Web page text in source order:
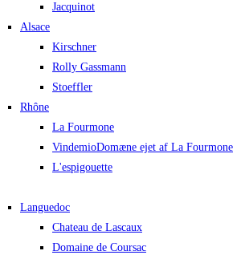
Jacquinot
Alsace
Kirschner
Rolly Gassmann
Stoeffler
Rhône
La Fourmone
VindemioDomæne ejet af La Fourmone
L'espigouette
Languedoc
Chateau de Lascaux
Domaine de Coursac